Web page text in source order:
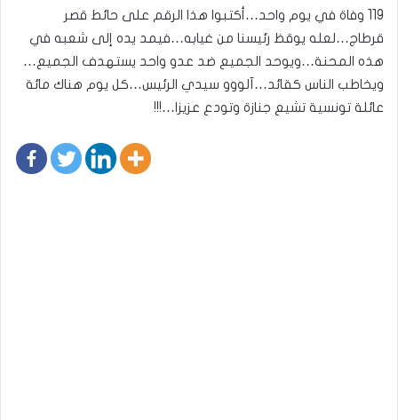
119 وفاة في يوم واحد…أكتبوا هذا الرقم على حائط قصر
قرطاج…لعله يوقظ رئيسنا من غيابه…فيمد يده إلى شعبه في
هذه المحنة…ويوحد الجميع ضد عدو واحد يستهدف الجميع…
ويخاطب الناس كقائد…آلووو سيدي الرئيس…كل يوم هناك مائة
عائلة تونسية تشيع جنازة وتودع عزيزا…!!!